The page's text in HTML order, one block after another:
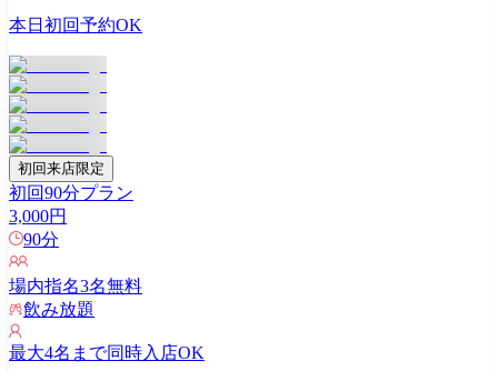
本日初回予約OK
初回来店限定
初回90分プラン
3,000円
90分
場内指名3名無料
飲み放題
最大4名まで同時入店OK